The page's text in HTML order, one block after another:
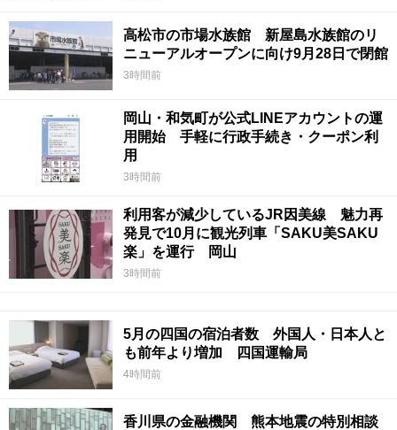
高松市の市場水族館 新屋島水族館のリ
ニューアルオープンに向け9月28日で閉館
3時間前
岡山・和気町が公式LINEアカウントの運
用開始 手軽に行政手続き・クーポン利
用
3時間前
利用客が減少しているJR因美線 魅力再
発見で10月に観光列車「SAKU美SAKU
楽」を運行 岡山
3時間前
5月の四国の宿泊者数 外国人・日本人と
も前年より増加 四国運輸局
4時間前
香川県の金融機関 熊本地震の特別相談